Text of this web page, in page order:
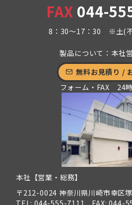
FAX 044-
8：30～17：30 ※土(不
製品について：本社
無料お見積り /
フォーム・FAX 24
本社【営業・総務】
〒212-0024 神奈川県川崎市幸区
TEL: 044-555-7111 FAX: 044-